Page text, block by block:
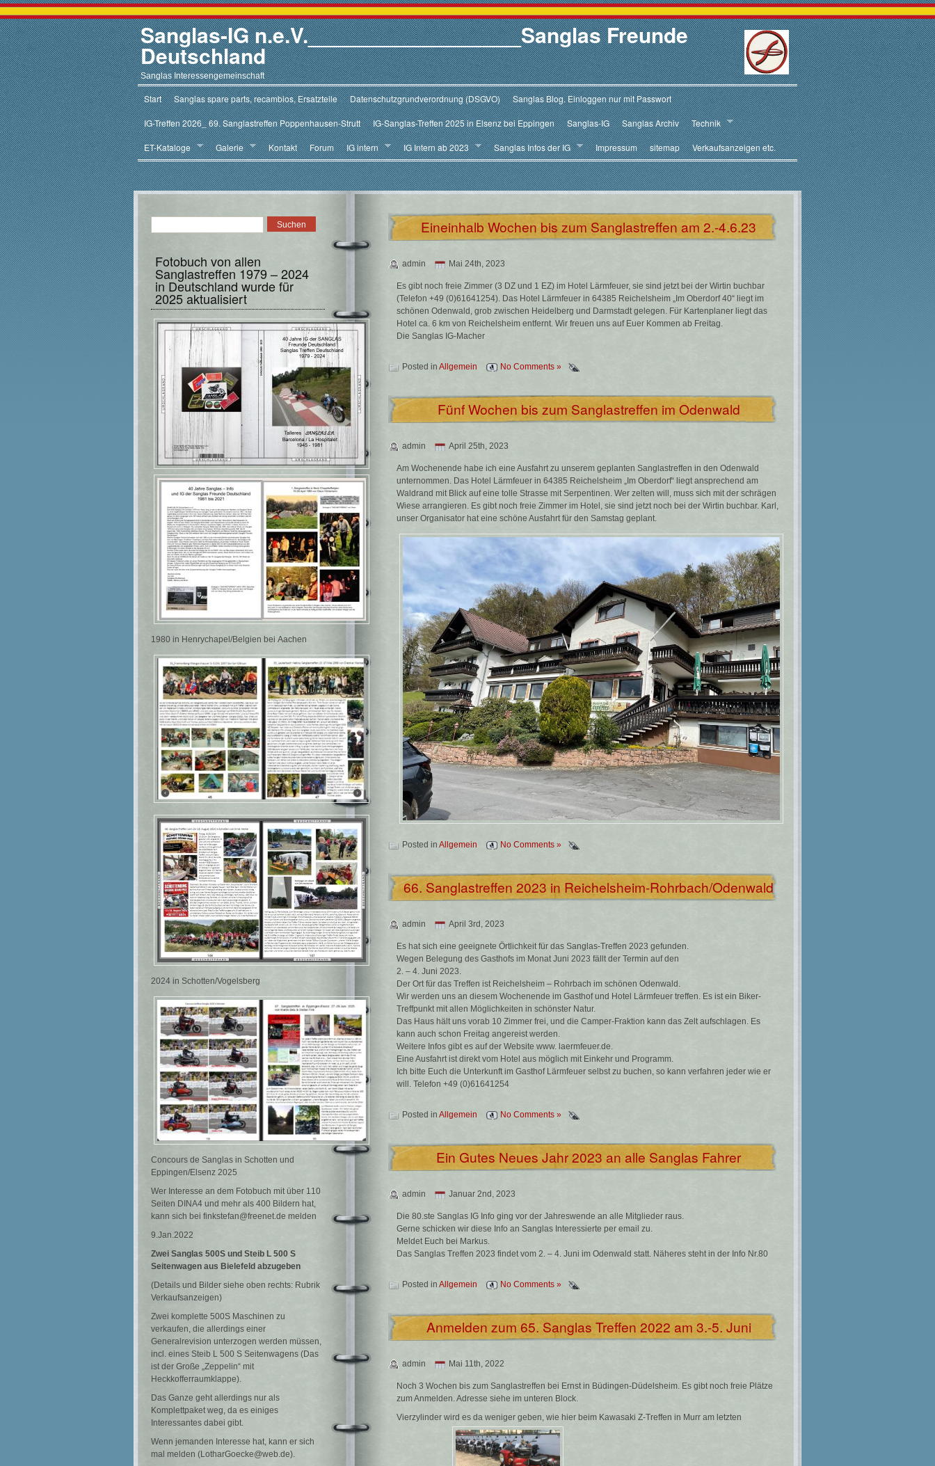
Sanglas-IG n.e.V.__________________Sanglas Freunde
Deutschland
Sanglas Interessengemeinschaft
Start Sanglas spare parts, recambios, Ersatzteile Datenschutzgrundverordnung (DSGVO) Sanglas Blog. Einloggen nur mit Passwort
IG-Treffen 2026_ 69. Sanglastreffen Poppenhausen-Strutt IG-Sanglas-Treffen 2025 in Elsenz bei Eppingen Sanglas-IG Sanglas Archiv Technik
ET-Kataloge Galerie Kontakt Forum IG intern IG Intern ab 2023 Sanglas Infos der IG Impressum sitemap Verkaufsanzeigen etc.
Fotobuch von allen
Sanglastreffen 1979 – 2024
in Deutschland wurde für
2025 aktualisiert
1980 in Henrychapel/Belgien bei Aachen
2024 in Schotten/Vogelsberg
Concours de Sanglas in Schotten und
Eppingen/Elsenz 2025
Wer Interesse an dem Fotobuch mit über 110
Seiten DINA4 und mehr als 400 Bildern hat,
kann sich bei finkstefan@freenet.de melden
9.Jan.2022
Zwei Sanglas 500S und Steib L 500 S
Seitenwagen aus Bielefeld abzugeben
(Details und Bilder siehe oben rechts: Rubrik
Verkaufsanzeigen)
Zwei komplette 500S Maschinen zu
verkaufen, die allerdings einer
Generalrevision unterzogen werden müssen,
incl. eines Steib L 500 S Seitenwagens (Das
ist der Große „Zeppelin“ mit
Heckkofferraumklappe).
Das Ganze geht allerdings nur als
Komplettpaket weg, da es einiges
Interessantes dabei gibt.
Wenn jemanden Interesse hat, kann er sich
mal melden (LotharGoecke@web.de).
Eineinhalb Wochen bis zum Sanglastreffen am 2.-4.6.23
admin Mai 24th, 2023
Es gibt noch freie Zimmer (3 DZ und 1 EZ) im Hotel Lärmfeuer, sie sind jetzt bei der Wirtin buchbar
(Telefon +49 (0)61641254). Das Hotel Lärmfeuer in 64385 Reichelsheim „Im Oberdorf 40“ liegt im
schönen Odenwald, grob zwischen Heidelberg und Darmstadt gelegen. Für Kartenplaner liegt das
Hotel ca. 6 km von Reichelsheim entfernt. Wir freuen uns auf Euer Kommen ab Freitag.
Die Sanglas IG-Macher
Posted in Allgemein No Comments »
Fünf Wochen bis zum Sanglastreffen im Odenwald
admin April 25th, 2023
Am Wochenende habe ich eine Ausfahrt zu unserem geplanten Sanglastreffen in den Odenwald
unternommen. Das Hotel Lärmfeuer in 64385 Reichelsheim „Im Oberdorf“ liegt ansprechend am
Waldrand mit Blick auf eine tolle Strasse mit Serpentinen. Wer zelten will, muss sich mit der schrägen
Wiese arrangieren. Es gibt noch freie Zimmer im Hotel, sie sind jetzt noch bei der Wirtin buchbar. Karl,
unser Organisator hat eine schöne Ausfahrt für den Samstag geplant.
Posted in Allgemein No Comments »
66. Sanglastreffen 2023 in Reichelsheim-Rohrbach/Odenwald
admin April 3rd, 2023
Es hat sich eine geeignete Örtlichkeit für das Sanglas-Treffen 2023 gefunden.
Wegen Belegung des Gasthofs im Monat Juni 2023 fällt der Termin auf den
2. – 4. Juni 2023.
Der Ort für das Treffen ist Reichelsheim – Rohrbach im schönen Odenwald.
Wir werden uns an diesem Wochenende im Gasthof und Hotel Lärmfeuer treffen. Es ist ein Biker-
Treffpunkt mit allen Möglichkeiten in schönster Natur.
Das Haus hält uns vorab 10 Zimmer frei, und die Camper-Fraktion kann das Zelt aufschlagen. Es
kann auch schon Freitag angereist werden.
Weitere Infos gibt es auf der Website www. laermfeuer.de.
Eine Ausfahrt ist direkt vom Hotel aus möglich mit Einkehr und Programm.
Ich bitte Euch die Unterkunft im Gasthof Lärmfeuer selbst zu buchen, so kann verfahren jeder wie er
will. Telefon +49 (0)61641254
Posted in Allgemein No Comments »
Ein Gutes Neues Jahr 2023 an alle Sanglas Fahrer
admin Januar 2nd, 2023
Die 80.ste Sanglas IG Info ging vor der Jahreswende an alle Mitglieder raus.
Gerne schicken wir diese Info an Sanglas Interessierte per email zu.
Meldet Euch bei Markus.
Das Sanglas Treffen 2023 findet vom 2. – 4. Juni im Odenwald statt. Näheres steht in der Info Nr.80
Posted in Allgemein No Comments »
Anmelden zum 65. Sanglas Treffen 2022 am 3.-5. Juni
admin Mai 11th, 2022
Noch 3 Wochen bis zum Sanglastreffen bei Ernst in Büdingen-Düdelsheim. Es gibt noch freie Plätze
zum Anmelden. Adresse siehe im unteren Block.
Vierzylinder wird es da weniger geben, wie hier beim Kawasaki Z-Treffen in Murr am letzten